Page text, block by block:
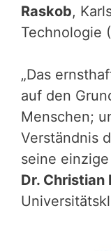
Raskob,
Technologie
„Das
auf den
Menschen;
Verständnis
seine
Dr. Christian